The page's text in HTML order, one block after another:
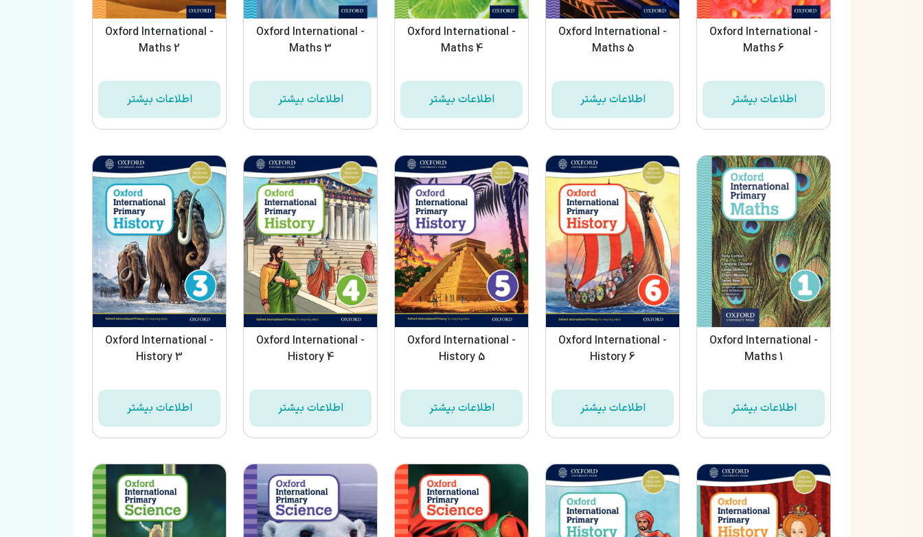
Oxford International -
Maths 6
اطلاعات بیشتر
Oxford International -
Maths 5
اطلاعات بیشتر
Oxford International -
Maths 4
اطلاعات بیشتر
Oxford International -
Maths 3
اطلاعات بیشتر
Oxford International -
Maths 2
اطلاعات بیشتر
Oxford International -
Maths 1
اطلاعات بیشتر
Oxford International -
History 6
اطلاعات بیشتر
Oxford International -
History 5
اطلاعات بیشتر
Oxford International -
History 4
اطلاعات بیشتر
Oxford International -
History 3
اطلاعات بیشتر